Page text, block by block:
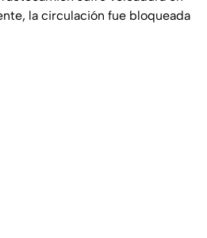
la circulación fue bloqueada